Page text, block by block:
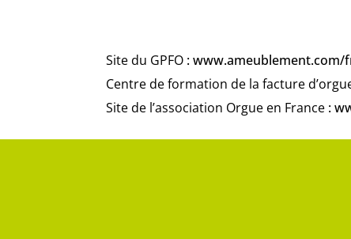
Site du GPFO :www.ameublement.com/
Centre de formation de la facture
Site de l’association Orgue en France :